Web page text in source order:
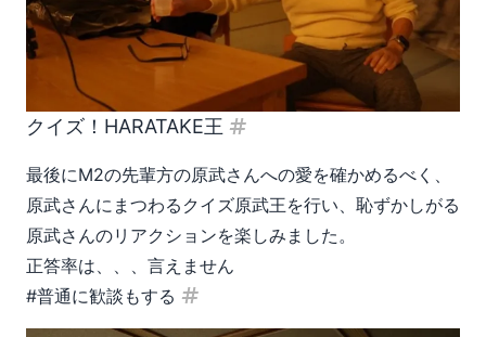
クイズ！HARATAKE王
最後にM2の先輩方の原武さんへの愛を確かめるべく、
原武さんにまつわるクイズ原武王を行い、恥ずかしがる
原武さんのリアクションを楽しみました。
正答率は、、、言えません
#普通に歓談もする
見出し「#普通に歓談もする」